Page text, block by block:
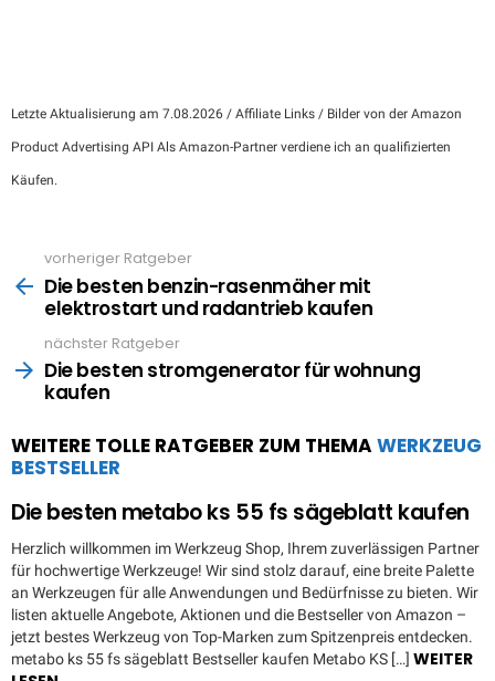
Letzte Aktualisierung am 7.08.2026 / Affiliate Links / Bilder von der Amazon
Product Advertising API Als Amazon-Partner verdiene ich an qualifizierten
Käufen.
more
vorheriger Ratgeber
Die besten benzin-rasenmäher mit
elektrostart und radantrieb kaufen
nächster Ratgeber
Die besten stromgenerator für wohnung
kaufen
WEITERE TOLLE RATGEBER ZUM THEMAWERKZEUG
BESTSELLER
Die besten metabo ks 55 fs sägeblatt kaufen
Herzlich willkommen im Werkzeug Shop, Ihrem zuverlässigen Partner
für hochwertige Werkzeuge! Wir sind stolz darauf, eine breite Palette
an Werkzeugen für alle Anwendungen und Bedürfnisse zu bieten. Wir
listen aktuelle Angebote, Aktionen und die Bestseller von Amazon –
jetzt bestes Werkzeug von Top-Marken zum Spitzenpreis entdecken.
metabo ks 55 fs sägeblatt Bestseller kaufen Metabo KS […] WEITER